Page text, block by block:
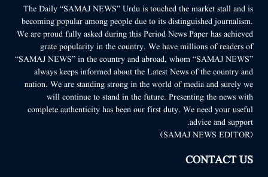
The Daily “SAMAJ NEWS” Urdu is touched the market stall and is
becoming popular among people due to its distinguished journalism.
We are proud fully asked during this Period News Paper has achieved
grate popularity in the country. We have millions of readers of
“SAMAJ NEWS” in the country and abroad, whom “SAMAJ NEWS”
always keeps informed about the Latest News of the country and
nation. We are standing strong in the world of media and surely we
will continue to stand in the future. Presenting the news with
complete authenticity has been our first duty. We need your useful
advice and support.
(SAMAJ NEWS EDITOR)
CONTACT US